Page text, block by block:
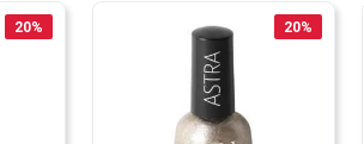
20% 20%